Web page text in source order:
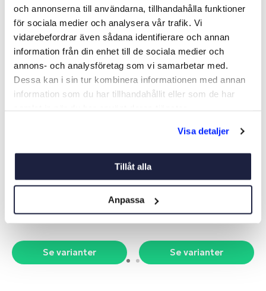
och annonserna till användarna, tillhandahålla funktioner
för sociala medier och analysera vår trafik. Vi
vidarebefordrar även sådana identifierare och annan
information från din enhet till de sociala medier och
annons- och analysföretag som vi samarbetar med.
Dessa kan i sin tur kombinera informationen med annan
information som du har tillhandahållit eller som de har
Visa detaljer
Tillåt alla
Anpassa
Liknande produkter
Art nr: V01644
Se varianter
NYHET
2P
Art nr: V01414
Från 99 kr
Se varianter